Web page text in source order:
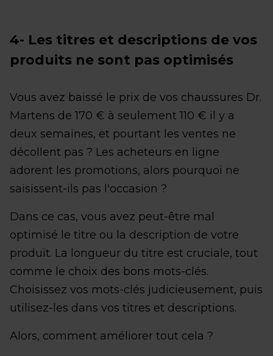
4- Les titres et descriptions de vos
produits ne sont pas optimisés
Vous avez baissé le prix de vos chaussures Dr.
Martens de 170 € à seulement 110 € il y a
deux semaines, et pourtant les ventes ne
décollent pas ? Les acheteurs en ligne
adorent les promotions, alors pourquoi ne
saisissent-ils pas l'occasion ?
Dans ce cas, vous avez peut-être mal
optimisé le titre ou la description de votre
produit. La longueur du titre est cruciale, tout
comme le choix des bons mots-clés.
Choisissez vos mots-clés judicieusement, puis
utilisez-les dans vos titres et descriptions.
Alors, comment améliorer tout cela ?